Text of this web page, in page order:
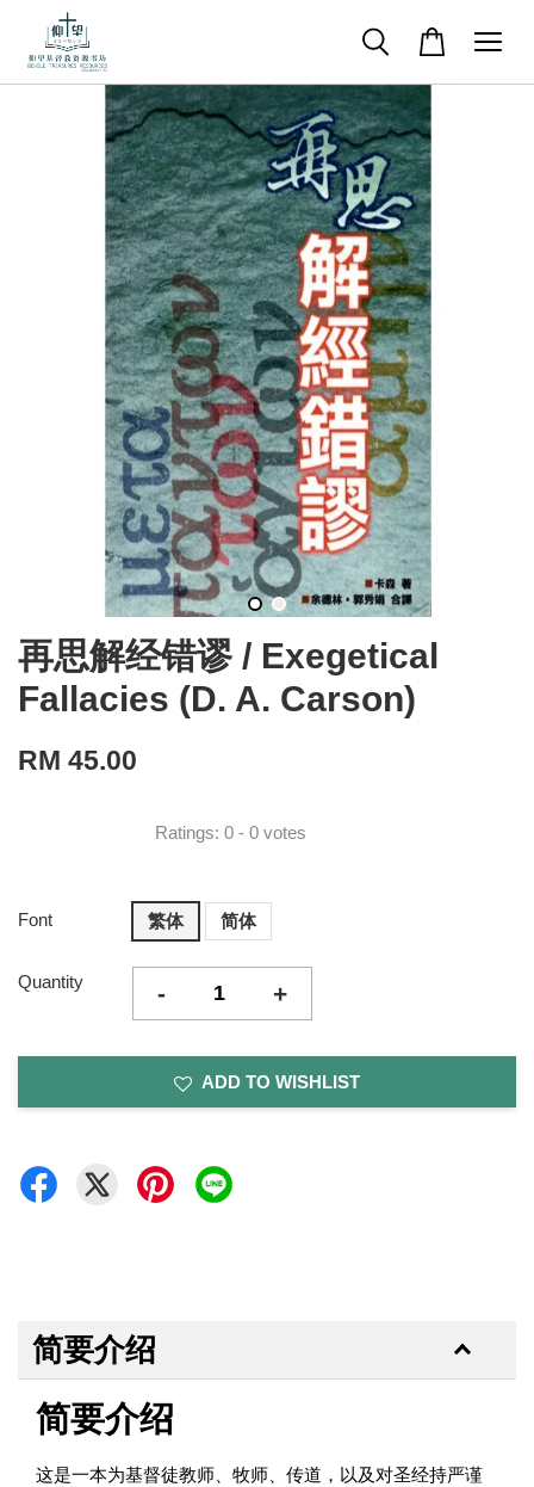
再思解经错谬 / Exegetical
Fallacies (D. A. Carson)
RM 45.00
Ratings: 0 - 0 votes
Font 繁体 简体
Quantity - +
ADD TO WISHLIST
简要介绍
简要介绍
这是一本为基督徒教师、牧师、传道，以及对圣经持严谨